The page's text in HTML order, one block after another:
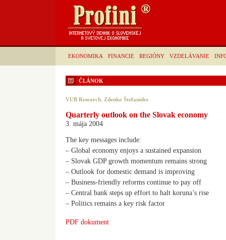
EKONOMIKA FINANCIE REGIÓNY VZDELÁVANIE
ČLÁNOK
VUB Research Zdenko Štefanides
Quarterly outlook on the Slovak economy
3. mája 2004
The key messages include:
– Global economy enjoys a sustained expansion
– Slovak GDP growth momentum remains strong
– Outlook for domestic demand is improving
– Business-friendly reforms continue to pay off
– Central bank steps up effort to halt koruna’s rise
– Politics remains a key risk factor
PDF dokument